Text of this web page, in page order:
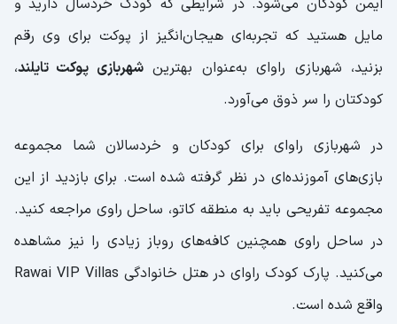
مایل‌ هستید که تجربه‌ای هیجان‌انگیز از پوکت برای وی رقم
بزنید، شهربازی راوای به‌‌عنوان بهترینشهربازی پوکت تایلند،
کودکتان را سر ذوق می‌آورد.
در شهربازی راوای برای کودکان و خردسالان شما مجموعه
بازی‌های آموزنده‌ای در نظر گرفته شده است. برای بازدید از این
مجموعه تفریحی باید به منطقه کاتو، ساحل راوی مراجعه کنید.
در ساحل راوی همچنین کافه‌های روباز زیادی را نیز مشاهده
می‌کنید. پارک کودک راوای در هتل خانوادگی Rawai VIP Villas
واقع شده است.